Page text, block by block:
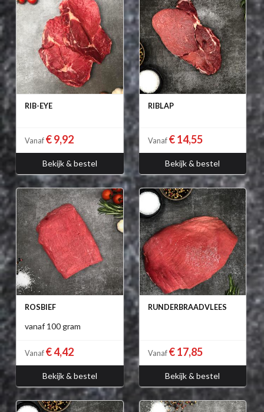
RIB-EYE
Vanaf € 9,92
Bekijk & bestel
RIBLAP
Vanaf € 14,55
Bekijk & bestel
ROSBIEF
vanaf 100 gram
Vanaf € 4,42
Bekijk & bestel
RUNDERBRAADVLEES
Vanaf € 17,85
Bekijk & bestel